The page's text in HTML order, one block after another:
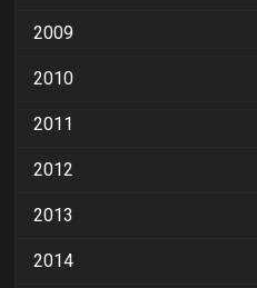
2009
2010
2011
2012
2013
2014